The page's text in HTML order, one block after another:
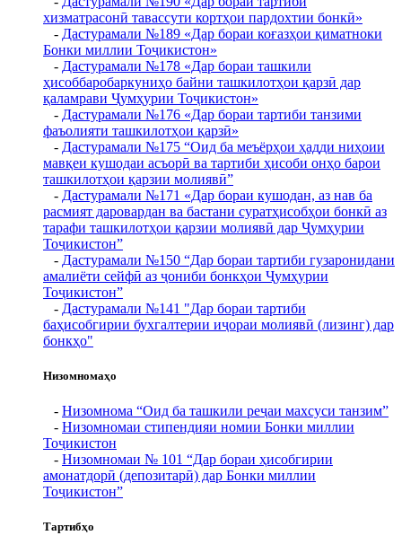
хизматрасонӣ тавассути кортҳои пардохтии бонкӣ»
- Дастурамали №189 «Дар бораи коғазҳои қиматноки
Бонки миллии Тоҷикистон»
- Дастурамали №178 «Дар бораи ташкили
ҳисоббаробаркуниҳо байни ташкилотҳои қарзӣ дар
қаламрави Ҷумҳурии Тоҷикистон»
- Дастурамали №176 «Дар бораи тартиби танзими
фаъолияти ташкилотҳои қарзӣ»
- Дастурамали №175 “Оид ба меъёрҳои ҳадди ниҳоии
мавқеи кушодаи асъорӣ ва тартиби ҳисоби онҳо барои
ташкилотҳои қарзии молиявӣ”
- Дастурамали №171 «Дар бораи кушодан, аз нав ба
расмият даровардан ва бастани суратҳисобҳои бонкӣ аз
тарафи ташкилотҳои қарзии молиявӣ дар Ҷумҳурии
Тоҷикистон”
- Дастурамали №150 “Дар бораи тартиби гузаронидани
амалиёти сейфӣ аз ҷониби бонкҳои Ҷумҳурии
Тоҷикистон”
- Дастурамали №141 "Дар бораи тартиби
баҳисобгирии бухгалтерии иҷораи молиявӣ (лизинг) дар
бонкҳо"
Низомномаҳо
- Низомнома “Оид ба ташкили реҷаи махсуси танзим”
- Низомномаи стипендияи номии Бонки миллии
Тоҷикистон
- Низомномаи № 101 “Дар бораи ҳисобгирии
амонатдорӣ (депозитарӣ) дар Бонки миллии
Тоҷикистон”
Тартибҳо